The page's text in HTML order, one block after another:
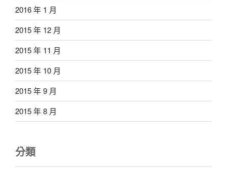
2016 年 1 月
2015 年 12 月
2015 年 11 月
2015 年 10 月
2015 年 9 月
2015 年 8 月
分類